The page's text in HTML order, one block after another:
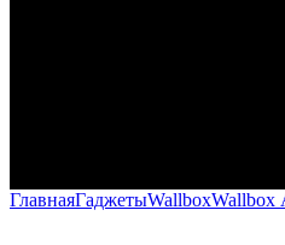
ГлавнаяГаджетыWallboxWallbox